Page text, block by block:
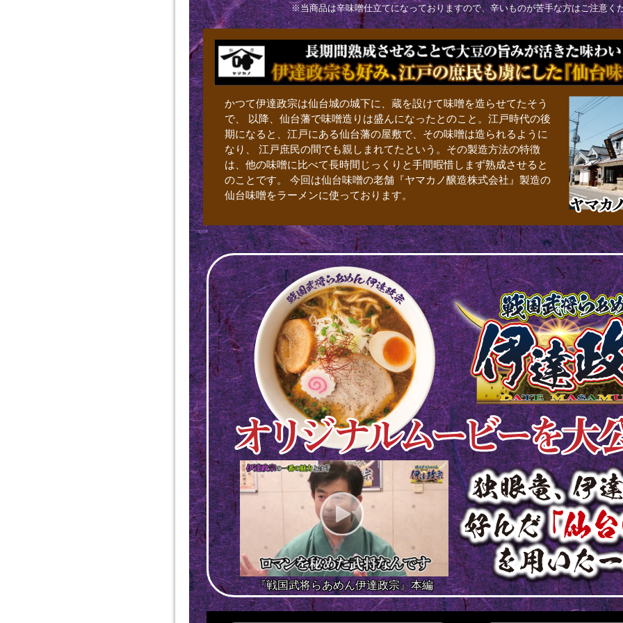
※当商品は辛味噌仕立てになっておりますので、辛いものが苦手な方はご注意く
かつて伊達政宗は仙台城の城下に、蔵を設けて味噌を造らせてたそう
で、 以降、仙台藩で味噌造りは盛んになったとのこと。江戸時代の後
期になると、江戸にある仙台藩の屋敷で、その味噌は造られるように
なり、 江戸庶民の間でも親しまれてたという。その製造方法の特徴
は、他の味噌に比べて長時間じっくりと手間暇惜しまず熟成させると
のことです。 今回は仙台味噌の老舗『ヤマカノ醸造株式会社』製造の
仙台味噌をラーメンに使っております。
『戦国武将らあめん伊達政宗』本編